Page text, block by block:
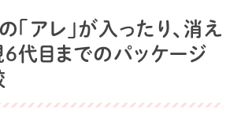
「アレ」が入ったり、消え
6代目までのパッケージ